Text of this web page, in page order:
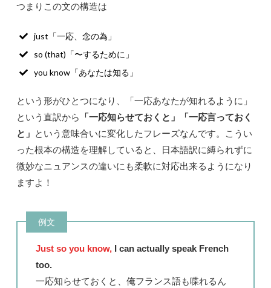
つまりこの文の構造は
just「一応、念の為」
so (that)「〜するために」
you know「あなたは知る」
という形がひとつになり、「一応あなたが知れるように」
という直訳から
「一応知らせておくと」「一応言っておく
と」 という意味合いに変化したフレーズなんです。こうい
った根本の構造を理解していると、日本語訳に縛られずに
微妙なニュアンスの違いにも柔軟に対応出来るようになり
ますよ！
例文
Just so you know,I can actually speak French
too.
一応知らせておくと、俺フランス語も喋れるん